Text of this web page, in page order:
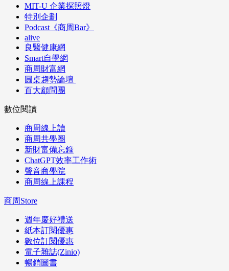
MIT-U 企業探照燈
特別企劃
Podcast《商周Bar》
alive
良醫健康網
Smart自學網
商周財富網
圓桌趨勢論壇
百大顧問團
數位閱讀
商周線上讀
商周共學圈
新財富備忘錄
ChatGPT效率工作術
聲音商學院
商周線上課程
商周Store
週年慶好禮送
紙本訂閱優惠
數位訂閱優惠
電子雜誌(Zinio)
暢銷圖書